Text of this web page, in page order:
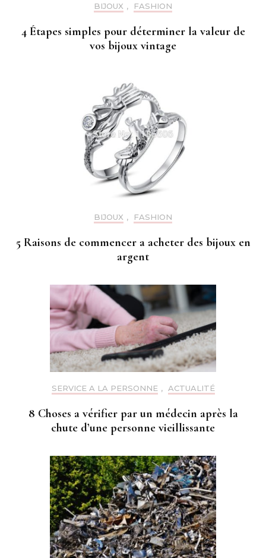
BIJOUX , FASHION
4 Étapes simples pour déterminer la valeur de
vos bijoux vintage
BIJOUX , FASHION
5 Raisons de commencer a acheter des bijoux en
argent
SERVICE A LA PERSONNE , ACTUALITÉ
8 Choses a vérifier par un médecin après la
chute d’une personne vieillissante